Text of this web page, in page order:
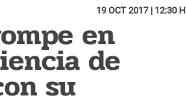
19 OCT 2017 | 12:30 H
en
de
su